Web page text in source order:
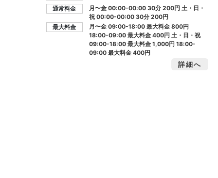
通常料金
月〜金 00:00-00:00 30分 200円 土・日・
祝 00:00-00:00 30分 200円
最大料金
月〜金 09:00-18:00 最大料金800円
18:00-09:00 最大料金400円 土・日・祝
09:00-18:00 最大料金1,000円18:00-
09:00 最大料金400円
詳細へ